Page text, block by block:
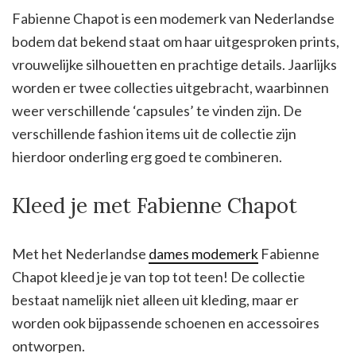
Fabienne Chapot is een modemerk van Nederlandse
bodem dat bekend staat om haar uitgesproken prints,
vrouwelijke silhouetten en prachtige details. Jaarlijks
worden er twee collecties uitgebracht, waarbinnen
weer verschillende ‘capsules’ te vinden zijn. De
verschillende fashion items uit de collectie zijn
hierdoor onderling erg goed te combineren.
Kleed je met Fabienne Chapot
Met het Nederlandse dames modemerk Fabienne
Chapot kleed je je van top tot teen! De collectie
bestaat namelijk niet alleen uit kleding, maar er
worden ook bijpassende schoenen en accessoires
ontworpen.